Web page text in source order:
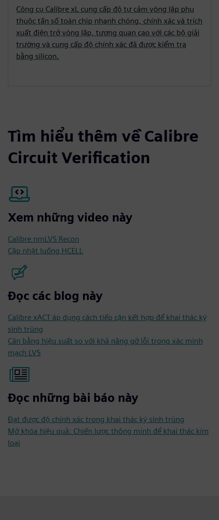
Công cụ Calibre xL cung cấp độ tự cảm vòng lặp phụ
thuộc tần số toàn chip nhanh chóng, chính xác và trích
xuất điện trở vòng lặp, tương quan cao với các bộ giải
trường và cung cấp độ chính xác đã được kiểm tra
bằng silicon.
Tìm hiểu thêm về Calibre
Circuit Verification
Xem những video này
Calibre nmLVS Recon
Cập nhật luồng HCELL
Đọc các blog này
Calibre xACT áp dụng cách tiếp cận kết hợp để khai thác ký
sinh trùng
Cân bằng hiệu suất so với khả năng gỡ lỗi trong xác minh
mạch LVS
Đọc những bài báo này
Đạt được độ chính xác trong khai thác ký sinh trùng
Mở khóa hiệu quả: Chiến lược thông minh để khai thác kim
loại